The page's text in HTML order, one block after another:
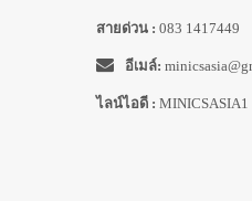
สายด่วน : 083 1417449
อีเมล์:
ไลน์ไอดี : MINICSASIA1